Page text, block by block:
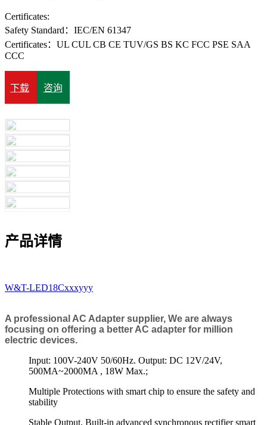
Certificates:
Safety Standard：IEC/EN 61347
Certificates：UL CUL CB CE TUV/GS BS KC FCC PSE SAA
CCC
下载 咨询
产品详情
W&T-LED18Cxxxyyy
A professional AC Adapter supplier, We are always
focusing on offering a better AC adapter for million
electric devices.
Input: 100V-240V 50/60Hz. Output: DC 12V/24V,
500MA~2000MA , 18W Max.;
Multiple Protections with smart chip to ensure the safety and
stability
Stable Output, Built-in advanced synchronous rectifier smart